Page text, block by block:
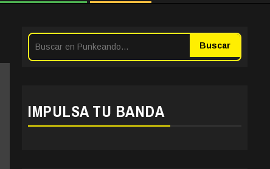
Buscar
IMPULSA TU BANDA